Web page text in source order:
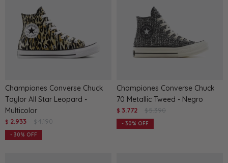
Championes Converse Chuck
Taylor All Star Leopard -
Multicolor
$ 2.933 $ 4.190
30
Championes Converse Chuck
70 Metallic Tweed - Negro
$ 3.772 $ 5.390
30